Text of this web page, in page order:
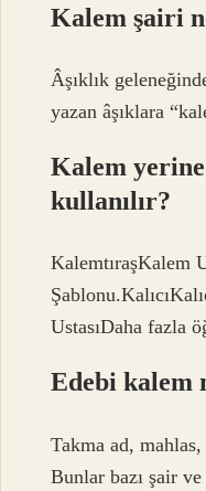
Kalem şairi
Âşıklık
yazan âşıklara
Kalem
kullanılır?
KalemtıraşKalem
UstasıDaha fazla
Edebi kalem
Takma ad,
Bunlar bazı şair